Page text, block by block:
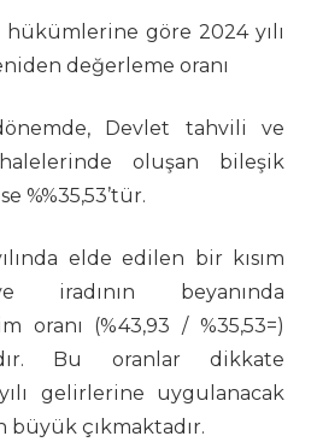
göre 2024 yılı
değerleme oranı
Devlet tahvili ve
oluşan bileşik
%%35,53’tür.
elde edilen bir kısım
iradının beyanında
oranı (%43,93 / %35,53=)
Bu oranlar dikkate
gelirlerine uygulanacak
büyük çıkmaktadır.